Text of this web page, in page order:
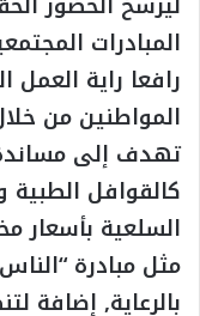
المبادرات
رافعا راية
المواطنين من
تهدف إلى
كالقوافل
السلعية بأسعار
مثل مبادرة
بالرعاية, إضافة